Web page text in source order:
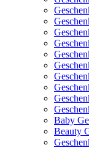
Baby
Beauty